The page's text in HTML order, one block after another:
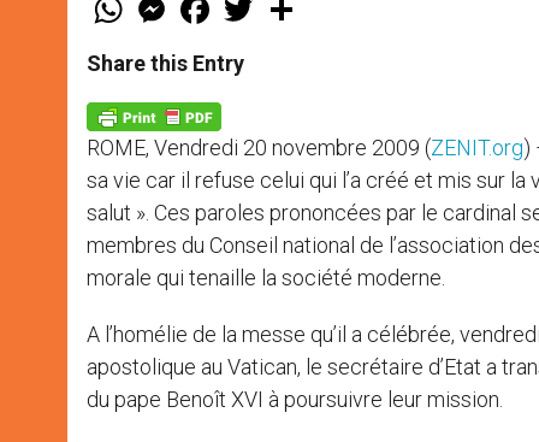
t
s
p
p
e
s
e
g
e
r
a
e
b
k
w
Share this Entry
ROME, Vendredi 20 novembre 2009 (ZENIT.org)
sa vie car il refuse celui qui l’a créé et mis sur
salut ». Ces paroles prononcées par le cardinal
membres du Conseil national de l’association
morale qui tenaille la société moderne.
A l’homélie de la messe qu’il a célébrée,
apostolique au Vatican, le secrétaire d’Etat a
du pape Benoît XVI à poursuivre leur mission.